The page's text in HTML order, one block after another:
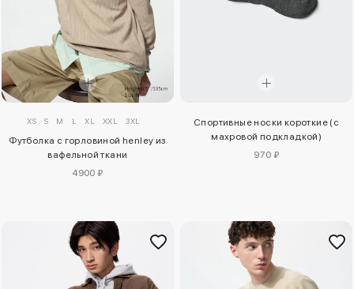
XS S M L XL XXL 3XL
Футболка с горловиной henley из
вафельной ткани
4900 ₽
Спортивные носки короткие (с
махровой подкладкой)
970 ₽